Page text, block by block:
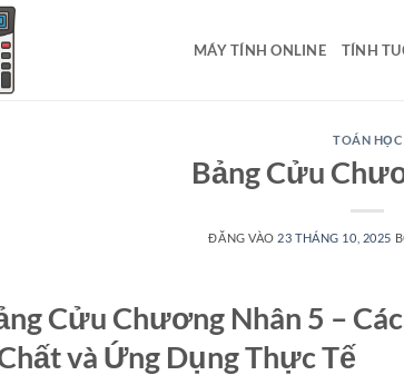
MÁY TÍNH ONLINE TÍNH
TOÁN HỌC
Bảng Cửu
ĐĂNG VÀO 23 THÁNG 10, 2025
Cửu Chương Nhân 5 –
và Ứng Dụng Thực Tế